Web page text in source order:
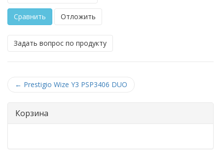
Сравнить Отложить
Задать вопрос по продукту
← Prestigio Wize Y3 PSP3406 DUO
Корзина